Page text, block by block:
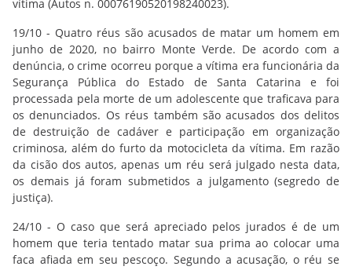
vítima (Autos n. 00076190520198240023).
19/10 - Quatro réus são acusados de matar um homem em
junho de 2020, no bairro Monte Verde. De acordo com a
denúncia, o crime ocorreu porque a vítima era funcionária da
Segurança Pública do Estado de Santa Catarina e foi
processada pela morte de um adolescente que traficava para
os denunciados. Os réus também são acusados dos delitos
de destruição de cadáver e participação em organização
criminosa, além do furto da motocicleta da vítima. Em razão
da cisão dos autos, apenas um réu será julgado nesta data,
os demais já foram submetidos a julgamento (segredo de
justiça).
24/10 - O caso que será apreciado pelos jurados é de um
homem que teria tentado matar sua prima ao colocar uma
faca afiada em seu pescoço. Segundo a acusação, o réu se